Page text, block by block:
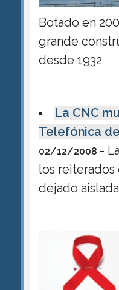
Botado en
grande
desde 1932
La CNC
Telefónica
02/12/2008 -
los reiterados
dejado